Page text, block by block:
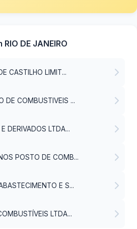
DE JANEIRO
CASTILHO LIMIT...
DE COMBUSTIVEIS ...
DERIVADOS LTDA...
POSTO DE COMB...
E S...
LTDA...